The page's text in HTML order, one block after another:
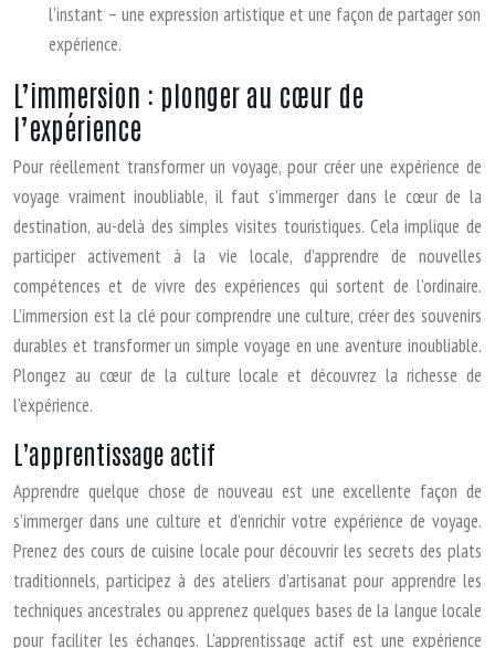
l’instant – une expression artistique et une façon de partager son
expérience.
L’immersion : plonger au cœur de
l’expérience
Pour réellement transformer un voyage, pour créer une expérience de
voyage vraiment inoubliable, il faut s’immerger dans le cœur de la
destination, au-delà des simples visites touristiques. Cela implique de
participer activement à la vie locale, d’apprendre de nouvelles
compétences et de vivre des expériences qui sortent de l’ordinaire.
L’immersion est la clé pour comprendre une culture, créer des souvenirs
durables et transformer un simple voyage en une aventure inoubliable.
Plongez au cœur de la culture locale et découvrez la richesse de
l’expérience.
L’apprentissage actif
Apprendre quelque chose de nouveau est une excellente façon de
s’immerger dans une culture et d’enrichir votre expérience de voyage.
Prenez des cours de cuisine locale pour découvrir les secrets des plats
traditionnels, participez à des ateliers d’artisanat pour apprendre les
techniques ancestrales ou apprenez quelques bases de la langue locale
pour faciliter les échanges. L’apprentissage actif est une expérience